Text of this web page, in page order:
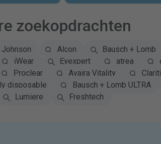
zoekopdrachten
Alcon Bausch + Lomb
iWear Eyexpert atrea
Proclear Avaira Vitality Clariti
disposable
Bausch + Lomb ULTRA
Lumiere Freshtech